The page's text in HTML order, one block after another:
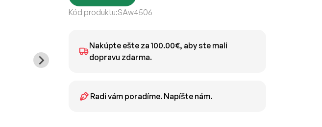
Kód produktu:SAw4506
Nakúpte ešte za 100.00€, aby ste mali
dopravu zdarma.
Radi vám poradíme. Napíšte nám.